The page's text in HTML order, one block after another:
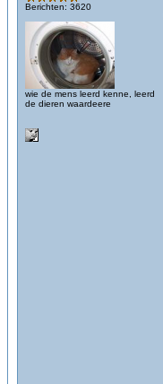
Berichten: 3620
wie de mens leerd kenne, leerd
de dieren waardeere